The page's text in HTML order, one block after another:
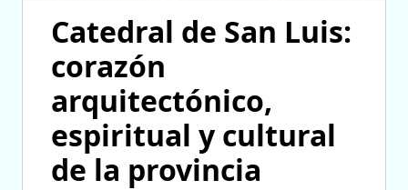
Catedral de San Luis:
corazón
arquitectónico,
espiritual y cultural
de la provincia